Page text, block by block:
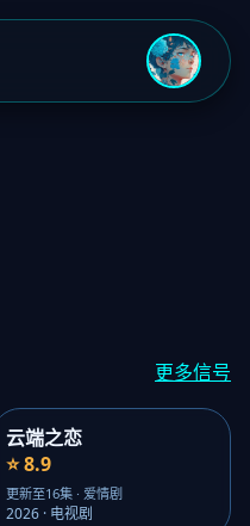
更多信号
云端之恋
⭐ 8.9
更新至16集 · 爱情剧
2026 · 电视剧